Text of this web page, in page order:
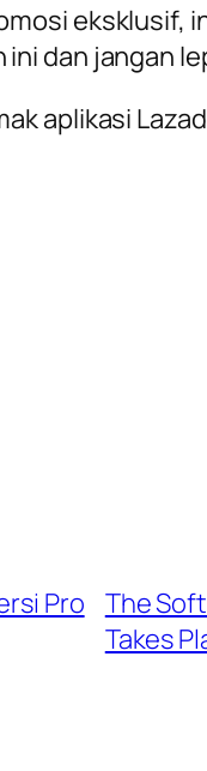
eksklusif,
dan jangan
aplikasi
Pro The
Takes